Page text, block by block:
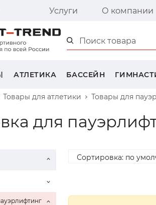
Услуги О компании
АТЛЕТИКА БАССЕЙН
Товары для атлетики Товары для
для
Сортировка: по